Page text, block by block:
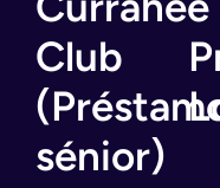
Club
sénior)